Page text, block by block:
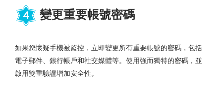
4 變更重要帳號密碼
如果您懷疑手機被監控，立即變更所有重要帳號的密碼，包括
電子郵件、銀行帳戶和社交媒體等。使用強而獨特的密碼，並
啟用雙重驗證增加安全性。